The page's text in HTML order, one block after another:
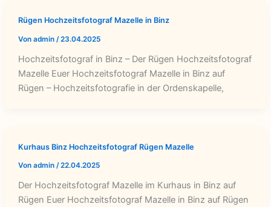
Rügen Hochzeitsfotograf Mazelle in Binz
Von admin /23.04.2025
Hochzeitsfotograf in Binz – Der Rügen Hochzeitsfotograf
Mazelle Euer Hochzeitsfotograf Mazelle in Binz auf
Rügen – Hochzeitsfotografie in der Ordenskapelle,
Kurhaus Binz Hochzeitsfotograf Rügen Mazelle
Von admin /22.04.2025
Der Hochzeitsfotograf Mazelle im Kurhaus in Binz auf
Rügen Euer Hochzeitsfotograf Mazelle in Binz auf Rügen